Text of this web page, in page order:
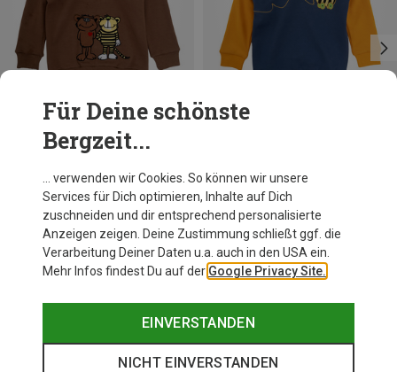
Du sparst 10%
Für Deine schönste
Bergzeit...
… verwenden wir Cookies. So können wir unsere
Services für Dich optimieren, Inhalte auf Dich
zuschneiden und dir entsprechend personalisierte
Anzeigen zeigen. Deine Zustimmung schließt ggf. die
Verarbeitung Deiner Daten u.a. auch in den USA ein.
Mehr Infos findest Du auf der Google Privacy Site.
EINVERSTANDEN
NICHT EINVERSTANDEN